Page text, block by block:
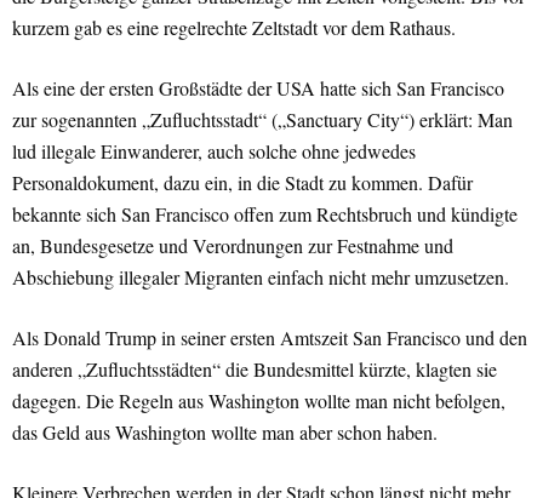
kurzem gab es eine regelrechte Zeltstadt vor dem Rathaus.
Als eine der ersten Großstädte der USA hatte sich San Francisco
zur sogenannten „Zufluchtsstadt“ („Sanctuary City“) erklärt: Man
lud illegale Einwanderer, auch solche ohne jedwedes
Personaldokument, dazu ein, in die Stadt zu kommen. Dafür
bekannte sich San Francisco offen zum Rechtsbruch und kündigte
an, Bundesgesetze und Verordnungen zur Festnahme und
Abschiebung illegaler Migranten einfach nicht mehr umzusetzen.
Als Donald Trump in seiner ersten Amtszeit San Francisco und den
anderen „Zufluchtsstädten“ die Bundesmittel kürzte, klagten sie
dagegen. Die Regeln aus Washington wollte man nicht befolgen,
das Geld aus Washington wollte man aber schon haben.
Kleinere Verbrechen werden in der Stadt schon längst nicht mehr